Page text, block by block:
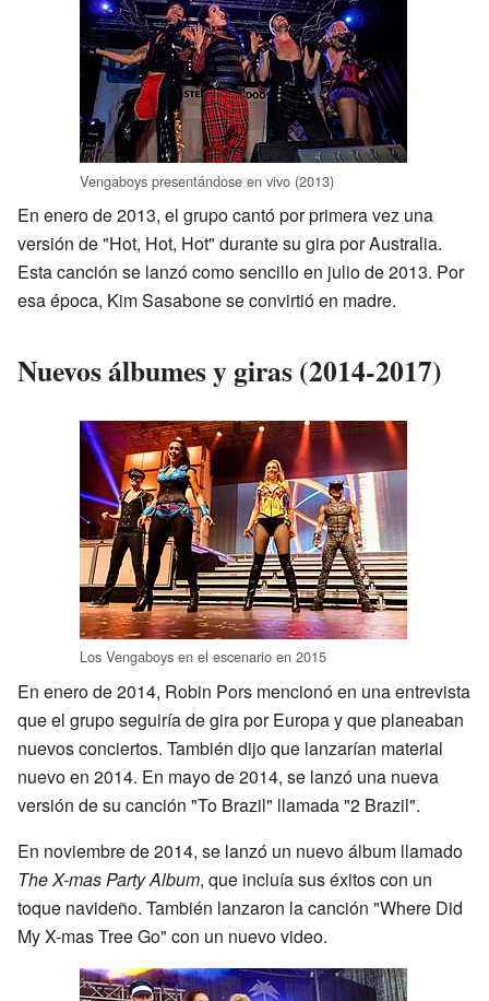
Vengaboys presentándose en vivo (2013)
En enero de 2013, el grupo cantó por primera vez una
versión de "Hot, Hot, Hot" durante su gira por Australia.
Esta canción se lanzó como sencillo en julio de 2013. Por
esa época, Kim Sasabone se convirtió en madre.
Nuevos álbumes y giras (2014-2017)
Los Vengaboys en el escenario en 2015
En enero de 2014, Robin Pors mencionó en una entrevista
que el grupo seguiría de gira por Europa y que planeaban
nuevos conciertos. También dijo que lanzarían material
nuevo en 2014. En mayo de 2014, se lanzó una nueva
versión de su canción "To Brazil" llamada "2 Brazil".
En noviembre de 2014, se lanzó un nuevo álbum llamado
The X-mas Party Album, que incluía sus éxitos con un
toque navideño. También lanzaron la canción "Where Did
My X-mas Tree Go" con un nuevo video.